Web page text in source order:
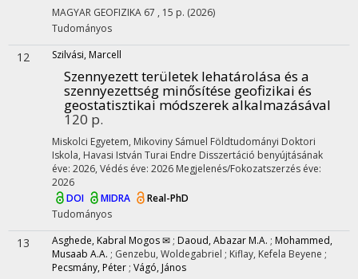
MAGYAR GEOFIZIKA 67 , 15 p. (2026)
Tudományos
12 Szilvási, Marcell
Szennyezett területek lehatárolása és a
szennyezettség minősítése geofizikai és
geostatisztikai módszerek alkalmazásával
120 p.
Miskolci Egyetem, Mikoviny Sámuel Földtudományi Doktori
Iskola, Havasi István Turai Endre Disszertáció benyújtásának
éve: 2026, Védés éve: 2026 Megjelenés/Fokozatszerzés éve:
2026
DOI
MIDRA
Real-PhD
Tudományos
13 Asghede, Kabral Mogos ✉ ; Daoud, Abazar M.A. ; Mohammed,
Musaab A.A. ; Genzebu, Woldegabriel ; Kiflay, Kefela Beyene ;
Pecsmány, Péter ; Vágó, János